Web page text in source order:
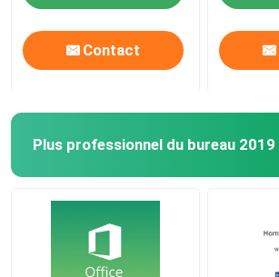
Contact
Plus professionnel du bureau 2019